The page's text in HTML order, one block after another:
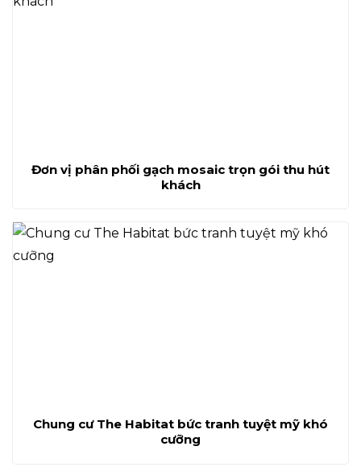
Đơn vị phân phối gạch mosaic trọn gói thu hút
khách
Chung cư The Habitat bức tranh tuyệt mỹ khó
cưỡng